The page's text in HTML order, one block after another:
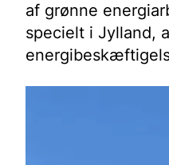
af grønne
specielt i Jylland,